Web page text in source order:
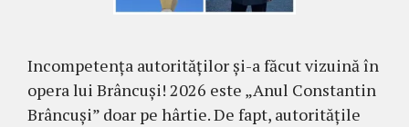
Incompetența autorităților și-a făcut vizuină în
opera lui Brâncuși! 2026 este „Anul Constantin
Brâncuși” doar pe hârtie. De fapt, autoritățile